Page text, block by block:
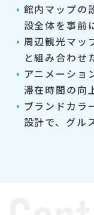
館内マップの
設全体を事前
周辺観光マッ
と組み合わせ
アニメーショ
滞在時間の向
ブランドカラ
設計で、グル